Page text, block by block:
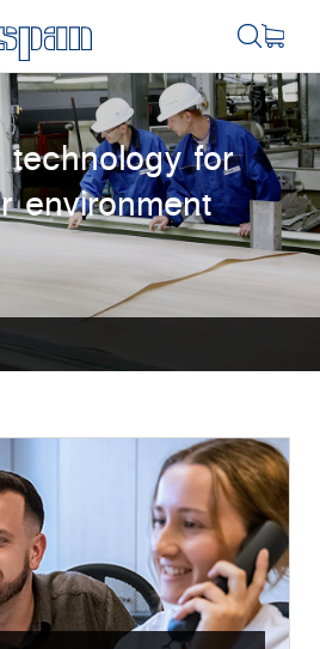
technology for
environment